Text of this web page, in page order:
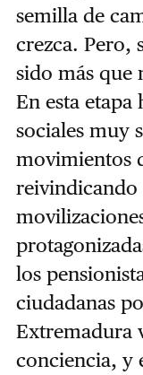
semilla de
crezca. Pero,
sido más que
En esta
sociales muy
movimientos
reivindicando
los
ciudadanas
Extremadura
conciencia, y